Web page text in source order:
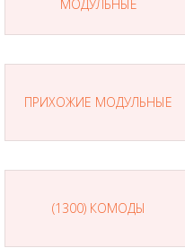
МОДУЛЬНЫЕ
ПРИХОЖИЕ МОДУЛЬНЫЕ
(1300) КОМОДЫ